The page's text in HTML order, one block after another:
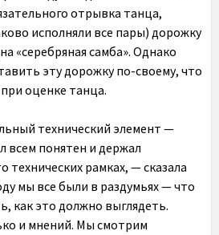
отрывка танца,
исполняли все пары) дорожку
«серебряная самба». Однако
эту дорожку по-своему, что
оценке танца.
технический элемент —
всем понятен и держал
технических рамках, — сказала
мы все были в раздумьях — что
как это должно выглядеть.
и мнений. Мы смотрим